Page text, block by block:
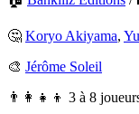
🤔 Koryo Akiyama,
🎨 Jérôme Soleil
👨‍👩‍👧‍👦 3 à 8